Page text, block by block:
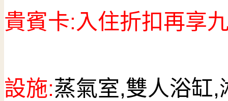
貴賓卡:入住折扣再享
設施:蒸氣室,雙人浴缸